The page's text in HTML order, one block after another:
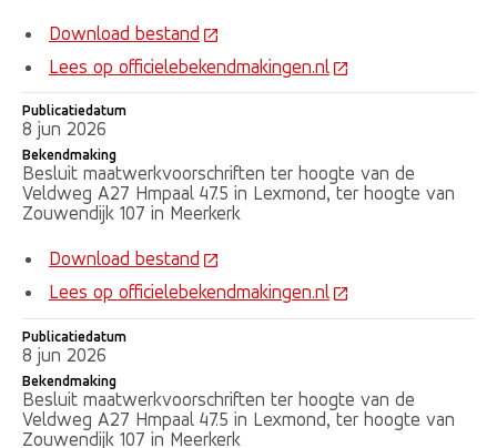
Download bestand
Lees op officielebekendmakingen.nl
Publicatiedatum
8 jun 2026
Bekendmaking
Besluit maatwerkvoorschriften ter hoogte van de
Veldweg A27 Hmpaal 47.5 in Lexmond, ter hoogte van
Zouwendijk 107 in Meerkerk
Download bestand
Lees op officielebekendmakingen.nl
Publicatiedatum
8 jun 2026
Bekendmaking
Besluit maatwerkvoorschriften ter hoogte van de
Veldweg A27 Hmpaal 47.5 in Lexmond, ter hoogte van
Zouwendijk 107 in Meerkerk